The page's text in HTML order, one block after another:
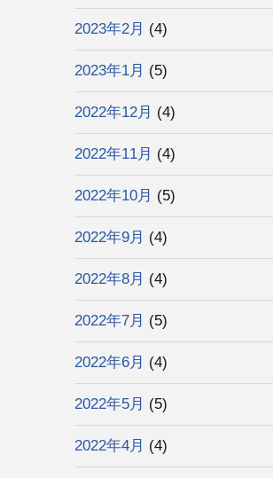
2023年2月 (4)
2023年1月 (5)
2022年12月 (4)
2022年11月 (4)
2022年10月 (5)
2022年9月 (4)
2022年8月 (4)
2022年7月 (5)
2022年6月 (4)
2022年5月 (5)
2022年4月 (4)